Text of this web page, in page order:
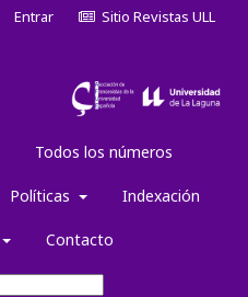
Todos los números
Políticas Indexación
Contacto
Entrar Sitio Revistas ULL